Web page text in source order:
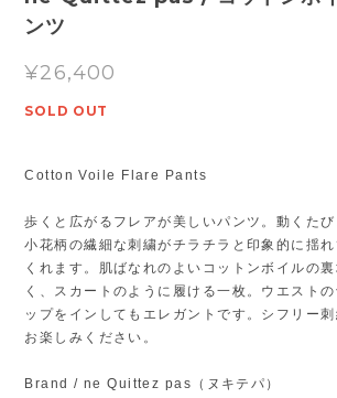
ンツ
¥26,400
SOLD OUT
Cotton Voile Flare Pants
歩くと広がるフレアが美しいパンツ。動くた
小花柄の繊細な刺繍がチラチラと印象的に揺
くれます。肌ばなれのよいコットンボイルの
く、スカートのように履ける一枚。ウエスト
ップをインしてもエレガントです。シフリー
お楽しみください。
Brand / ne Quittez pas（ヌキテパ）